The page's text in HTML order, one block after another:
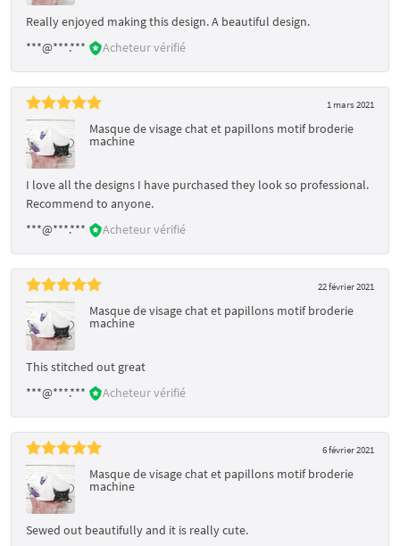
Really enjoyed making this design. A beautiful design.
***@***.***
Acheteur vérifié
1 mars 2021
Masque de visage chat et papillons motif broderie
machine
I love all the designs I have purchased they look so professional.
Recommend to anyone.
***@***.***
Acheteur vérifié
22 février 2021
Masque de visage chat et papillons motif broderie
machine
This stitched out great
***@***.***
Acheteur vérifié
6 février 2021
Masque de visage chat et papillons motif broderie
machine
Sewed out beautifully and it is really cute.